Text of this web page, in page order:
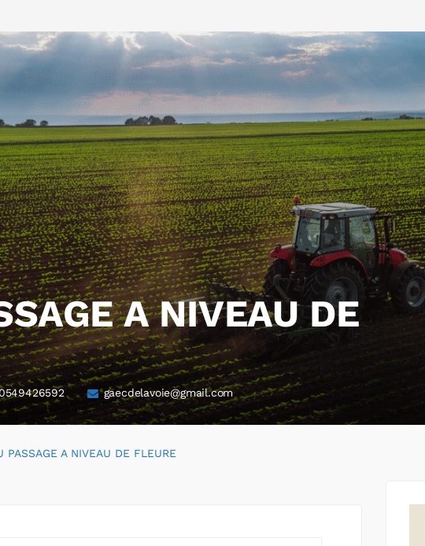
A NIVEAU DE
gaecdelavoie@gmail.com
PASSAGE A NIVEAU DE FLEURE